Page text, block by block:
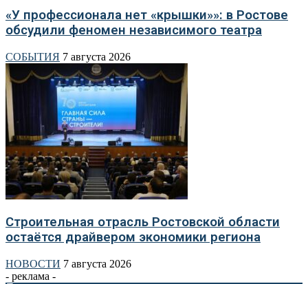
«У профессионала нет «крышки»»: в Ростове
обсудили феномен независимого театра
СОБЫТИЯ 7 августа 2026
Строительная отрасль Ростовской области
остаётся драйвером экономики региона
НОВОСТИ 7 августа 2026
- реклама -